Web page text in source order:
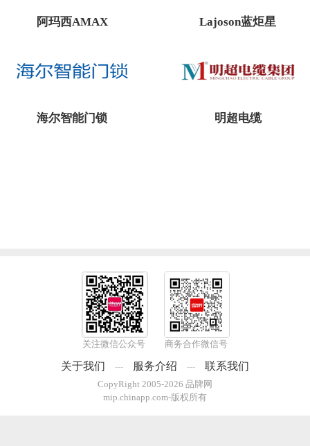
阿玛西AMAX Lajoson蓝炬星
海尔智能门锁 明超电缆
关注微信公众号 商务合作微信号
关于我们 --- 服务介绍 --- 联系我们
CopyRight 2005-2026 品牌网
mip.chinapp.com-版权所有